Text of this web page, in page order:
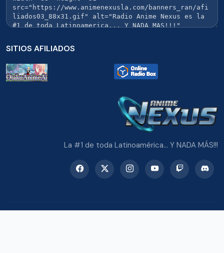
SITIOS AFILIADOS
La #1 de toda Latinoamérica... Y NADA MÁS!!!